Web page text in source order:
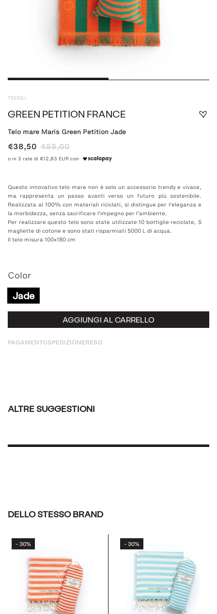
TESSILI
GREEN PETITION FRANCE
Telo mare Maris Green Petition Jade
€38,50 €55,00
o in 3 rate di €12,83 EUR con
Questo innovativo telo mare non è solo un accessorio trendy e vivace,
ma rappresenta un passo avanti verso un futuro più sostenibile.
Realizzata al 100% con materiali riciclati, si distingue per l'eleganza e
la morbidezza, senza sacrificare l'impegno per l'ambiente.
Per realizzare questo telo sono state utilizzate 10 bottiglie reciclate, 5
magliette di cotone e sono stati risparmiati 5000 L di acqua.
Il telo misura 100x180 cm
Color
Jade
AGGIUNGI AL CARRELLO
PAGAMENTOSPEDIZIONERESO
ALTRE SUGGESTIONI
DELLO STESSO BRAND
- 30% - 30%